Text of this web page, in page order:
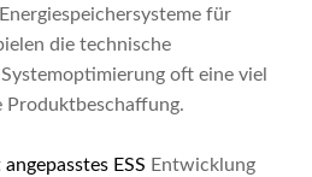
für
die technische
oft eine viel
Produktbeschaffung.
angepasstes ESS Entwicklung